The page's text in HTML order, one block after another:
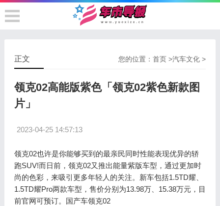
您的位置：首页 >汽车文化 >
正文
领克02高能版紫色「领克02紫色新款图
片」
2023-04-25 14:57:13
领克02也许是你能够买到的最亲民同时性能表现优异的轿
跑SUV!而日前，领克02又推出能量紫版车型，通过更加时
尚的色彩，来吸引更多年轻人的关注。新车包括1.5TD耀、
1.5TD耀Pro两款车型，售价分别为13.98万、15.38万元，目
前官网可预订。国产车领克02